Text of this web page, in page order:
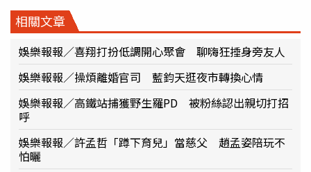
相關文章
娛樂報報／喜翔打扮低調開心聚會 聊嗨狂捶身旁友人
娛樂報報／操煩離婚官司 藍鈞天逛夜市轉換心情
娛樂報報／高鐵站捕獲野生羅PD 被粉絲認出親切打招
呼
娛樂報報／許孟哲「蹲下育兒」當慈父 趙孟姿陪玩不
怕曬